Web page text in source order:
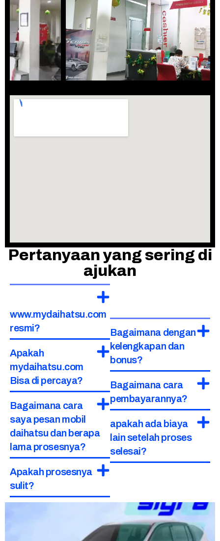
Pertanyaan yang sering di
ajukan
www.mydaihatsu.com
resmi?
Apakah
mydaihatsu.com
Bisa di percaya?
Bagaimana cara
saya pesan mobil
daihatsu dan berapa
lama prosesnya?
Apakah prosesnya
sulit?
Bagaimana dengan
kelengkapan dan
bonus?
Bagaimana cara
pembayarannya?
apakah ada biaya
lain setelah proses
selesai?